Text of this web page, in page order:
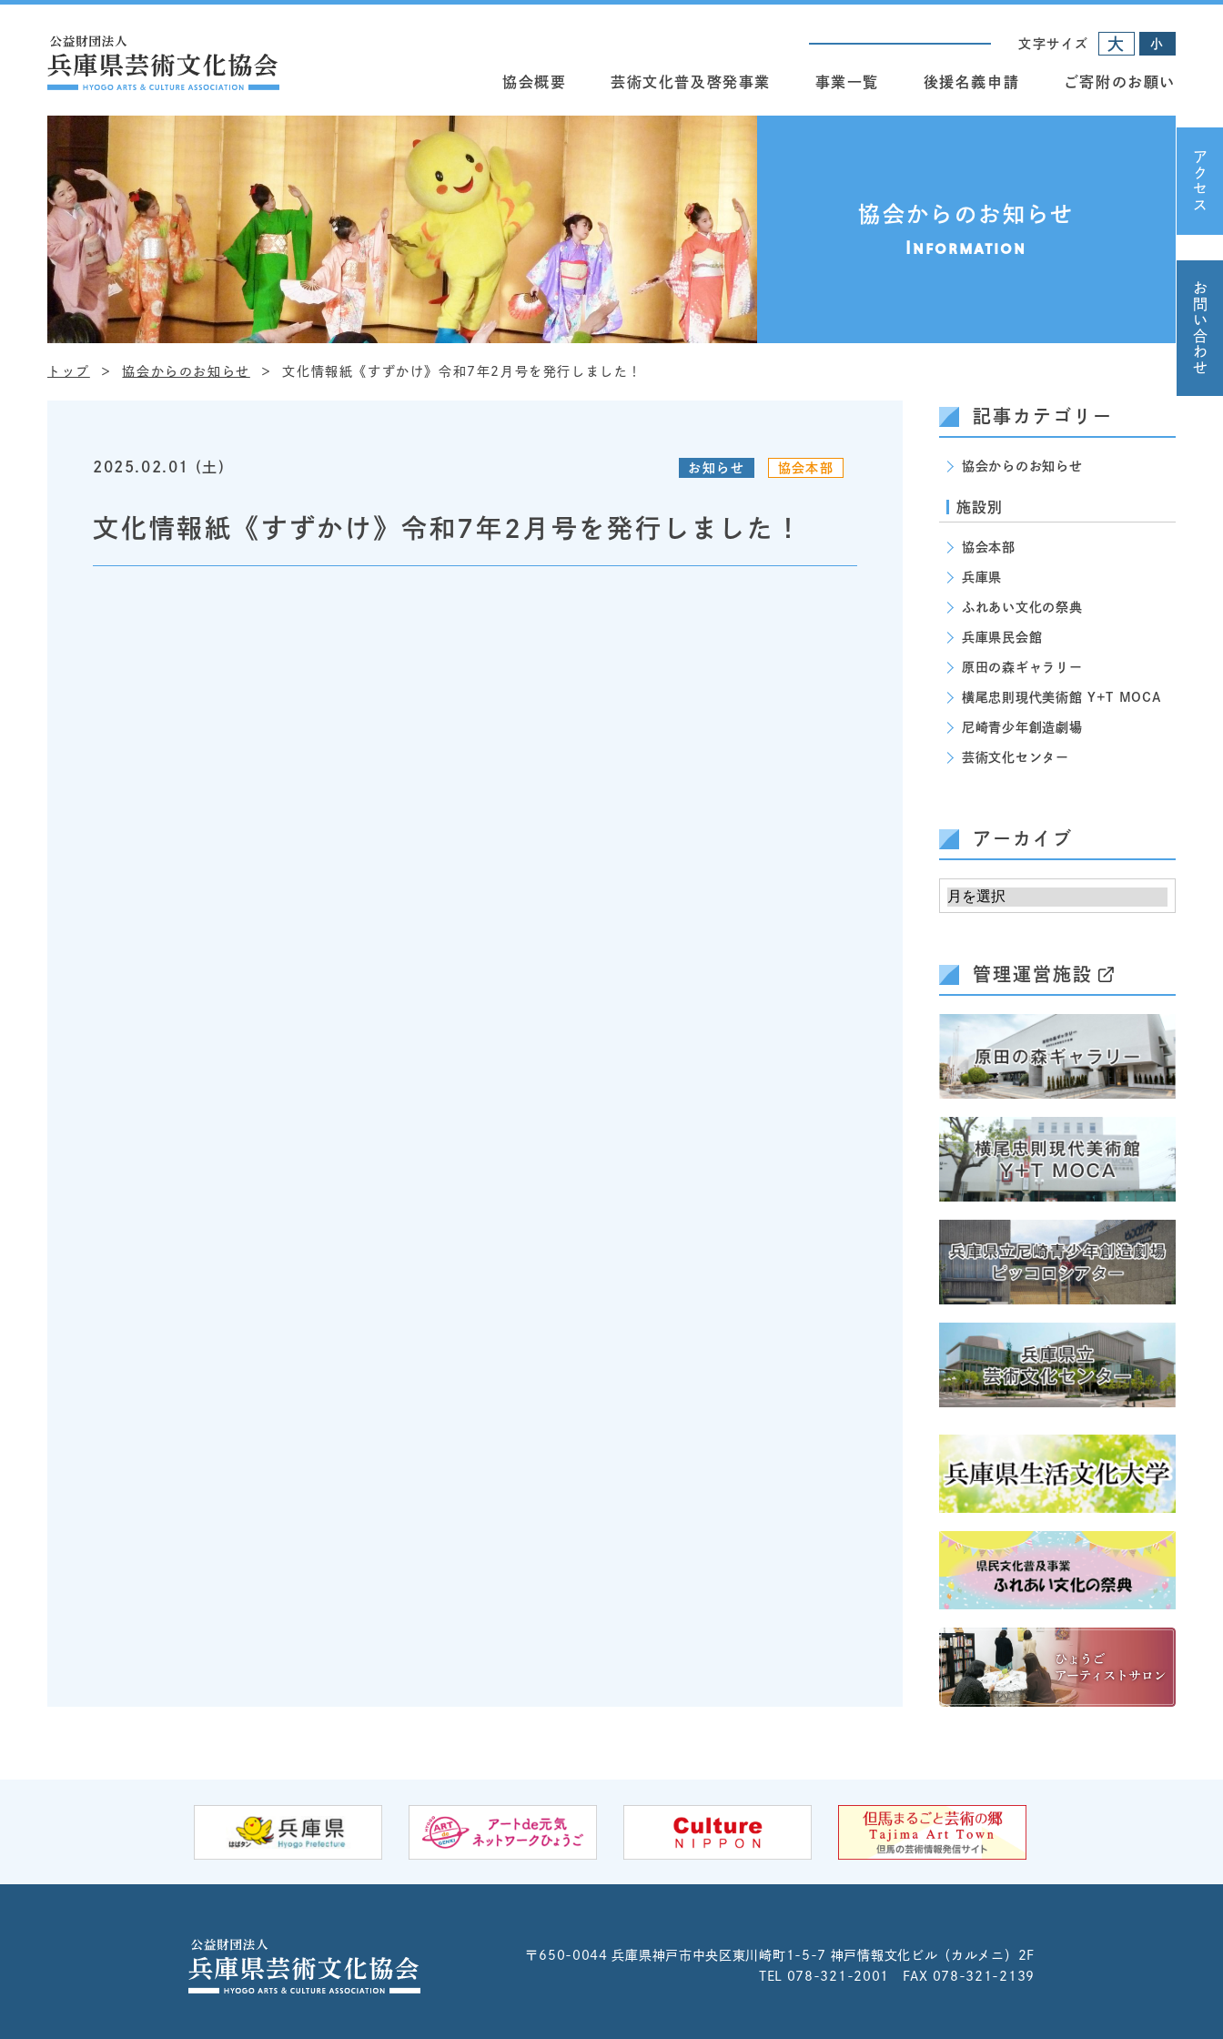
文字サイズ 大 小
協会概要 芸術文化普及啓発事業 事業一覧 後援名義申請 ご寄附のお願い
アクセス
お問い合わせ
協会からのお知らせ
Information
トップ 協会からのお知らせ 文化情報紙《すずかけ》令和7年2月号を発行しました！
2025.02.01 (土) お知らせ 協会本部
文化情報紙《すずかけ》令和7年2月号を発行しました！
記事カテゴリー
協会からのお知らせ
施設別
協会本部
兵庫県
ふれあい文化の祭典
兵庫県民会館
原田の森ギャラリー
横尾忠則現代美術館 Y+T MOCA
尼崎青少年創造劇場
芸術文化センター
アーカイブ
管理運営施設
〒650-0044兵庫県神戸市中央区東川崎町1-5-7 神戸情報文化ビル（カルメニ）2F
TEL 078-321-2001 FAX 078-321-2139